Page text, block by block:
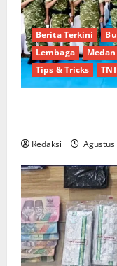
Berita Terkini
Lembaga
Medan
Tips & Tricks
TNI
Redaksi